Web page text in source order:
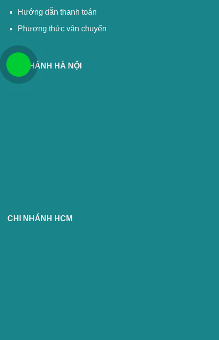
Hướng dẫn thanh toán
Phương thức vận chuyển
CHI NHÁNH HÀ NỘI
CHI NHÁNH HCM